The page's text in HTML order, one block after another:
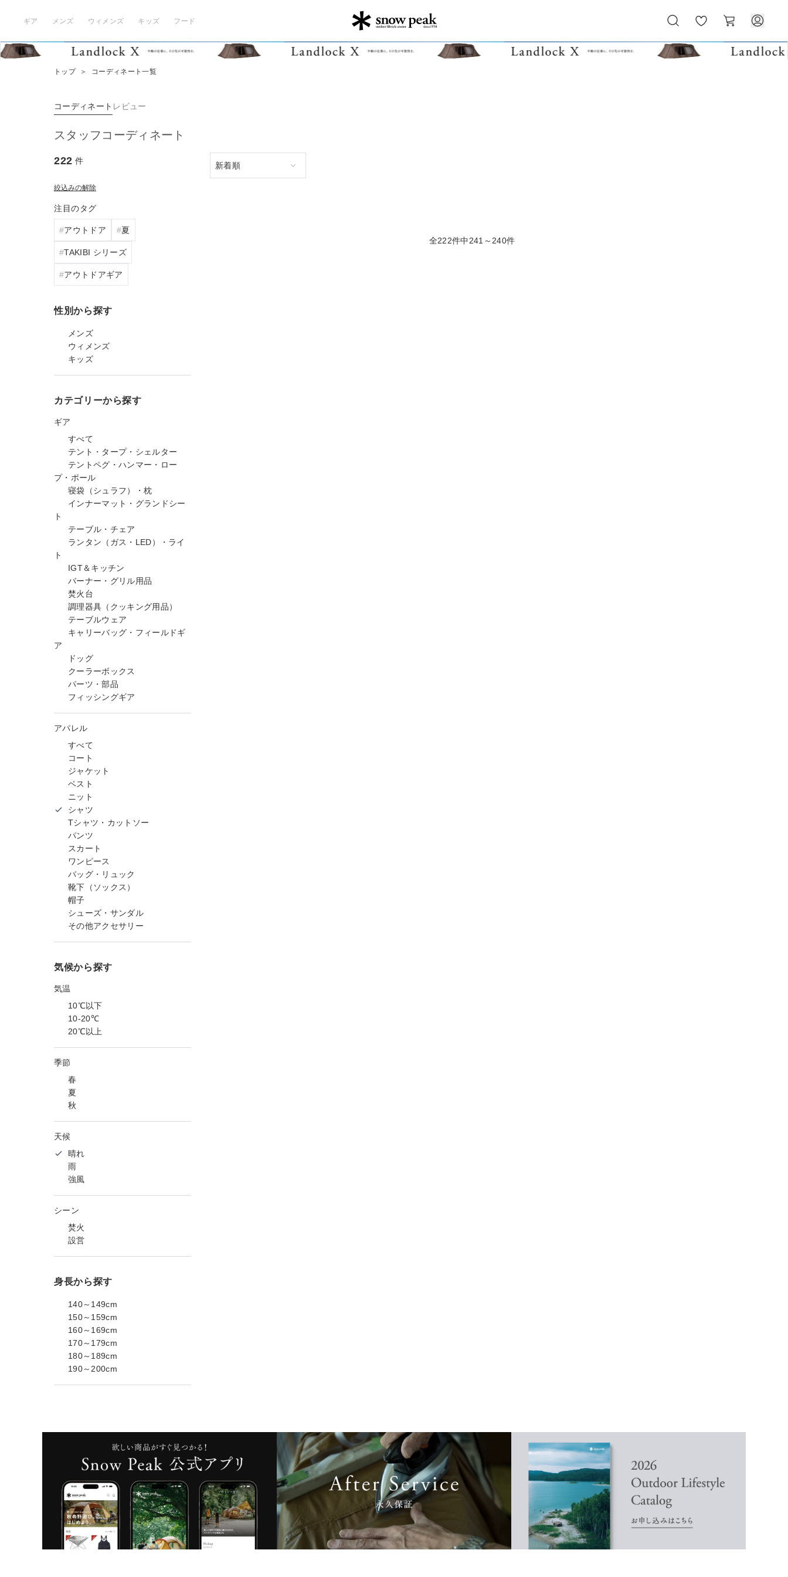
ギア メンズ ウィメンズ キッズ フード
気
に
ー
ト
トップ ＞ コーディネート一覧
コーディネート レビュー
スタッフコーディネート
222 件
絞込みの解除
注目のタグ
アウトドア 夏
TAKIBI シリーズ
アウトドアギア
性別から探す
メンズ
ウィメンズ
キッズ
カテゴリーから探す
ギア
すべて
テント・タープ・シェルター
テントペグ・ハンマー・ロー
プ・ポール
寝袋（シュラフ）・枕
インナーマット・グランドシー
ト
テーブル・チェア
ランタン（ガス・LED）・ライ
ト
IGT＆キッチン
バーナー・グリル用品
焚火台
調理器具（クッキング用品）
テーブルウェア
キャリーバッグ・フィールドギ
ア
ドッグ
クーラーボックス
パーツ・部品
フィッシングギア
アパレル
すべて
コート
ジャケット
ベスト
ニット
シャツ
Tシャツ・カットソー
パンツ
スカート
ワンピース
バッグ・リュック
靴下（ソックス）
帽子
シューズ・サンダル
その他アクセサリー
気候から探す
気温
10℃以下
10-20℃
20℃以上
季節
春
夏
秋
天候
晴れ
雨
強風
シーン
焚火
設営
身長から探す
140～149cm
150～159cm
160～169cm
170～179cm
180～189cm
190～200cm
全222件中241～240件